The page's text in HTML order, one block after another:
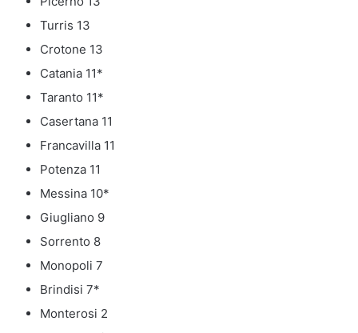
Turris 13
Crotone 13
Catania 11*
Taranto 11*
Casertana 11
Francavilla 11
Potenza 11
Messina 10*
Giugliano 9
Sorrento 8
Monopoli 7
Brindisi 7*
Monterosi 2